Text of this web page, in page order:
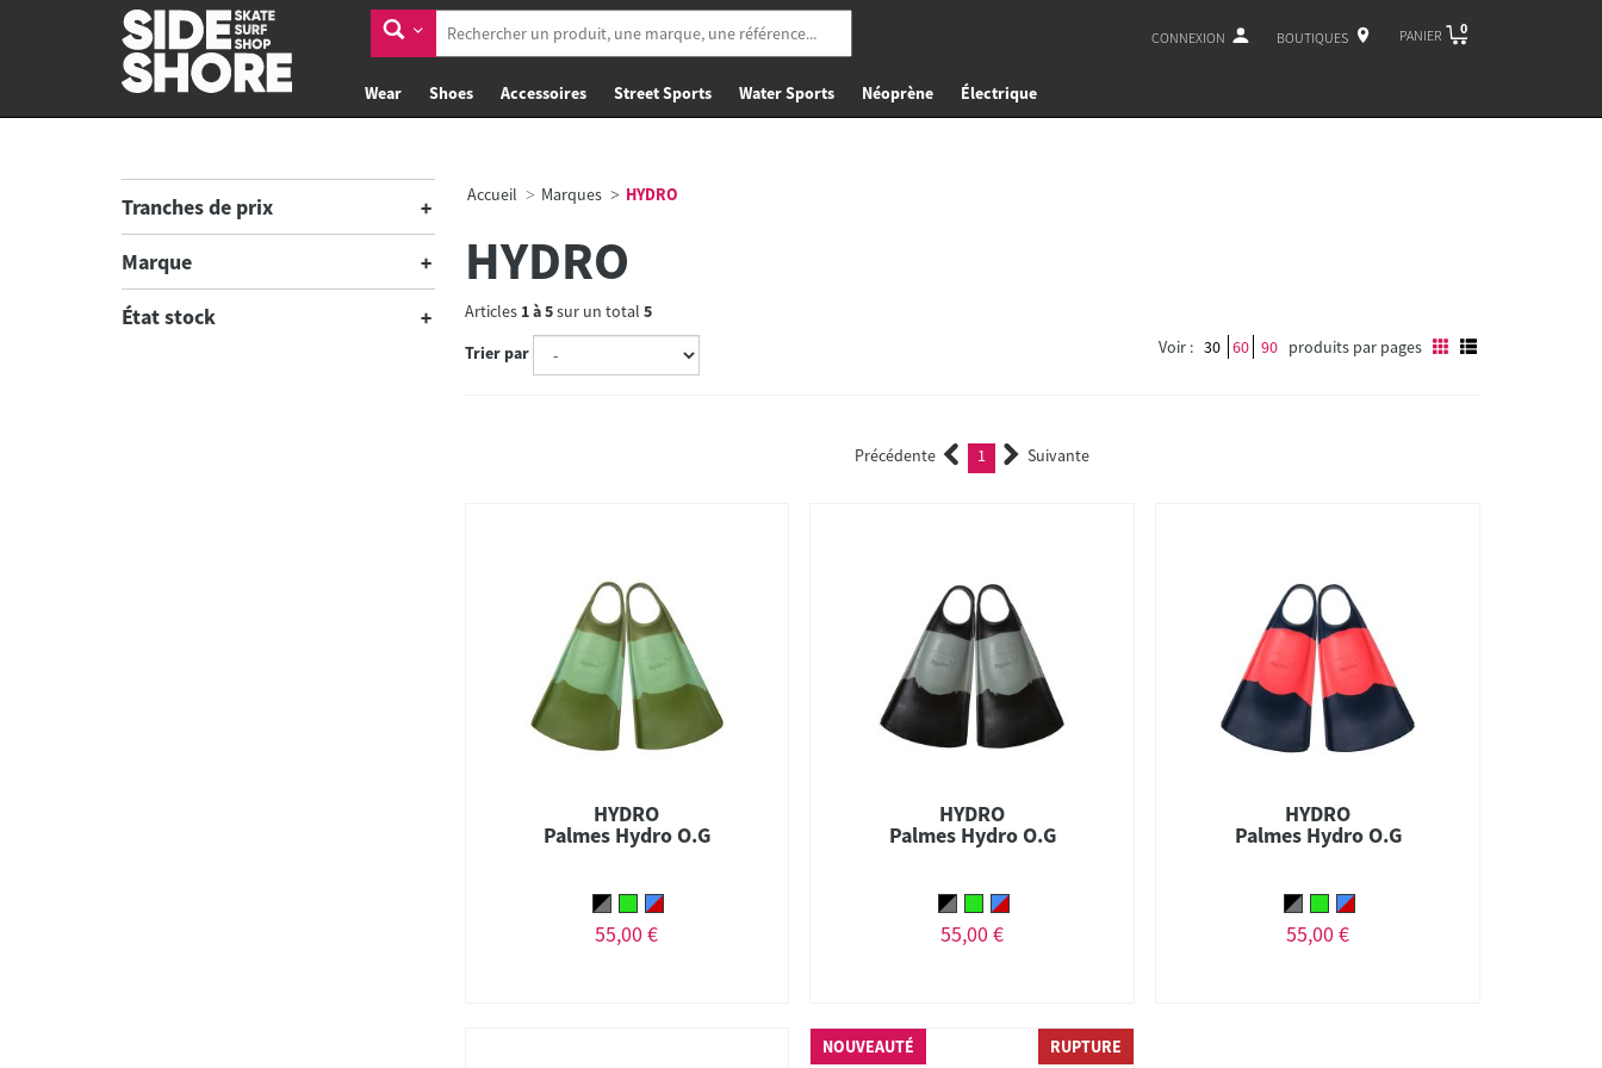
CONNEXION BOUTIQUES PANIER 0
Wear Shoes Accessoires Street Sports Water Sports Néoprène Électrique
Tranches de prix
Marque
État stock
Accueil Marques HYDRO
HYDRO
Articles 1à5sur un total 5
Trier par
Voir : 30 60 90 produits par pages
Précédente 1 (current)Suivante
HYDRO
Palmes Hydro O.G
55,00 €
HYDRO
Palmes Hydro O.G
55,00 €
HYDRO
Palmes Hydro O.G
55,00 €
NOUVEAUTÉ RUPTURE